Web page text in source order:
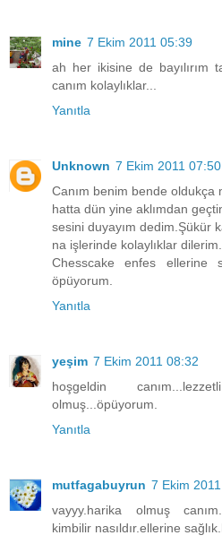
mine 7 Ekim 2011 05:39
ah her ikisine de bayılırım
canım kolaylıklar...
Yanıtla
Unknown 7 Ekim 2011 07:50
Canım benim bende oldukça
hatta dün yine aklımdan
sesini duyayım dedim.Şükür
na işlerinde kolaylıklar dilerim.
Chesscake enfes ellerine
öpüyorum.
Yanıtla
yeşim 7 Ekim 2011 08:32
hoşgeldin
olmuş...öpüyorum.
Yanıtla
mutfagabuyrun 7 Ekim
vayyy.harika olmuş
kimbilir nasıldır.ellerine